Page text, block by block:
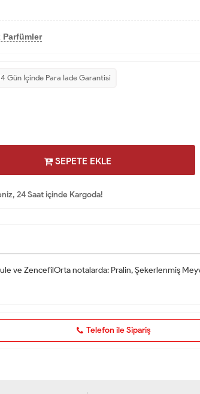
Parfümler
Gün İçinde Para İade Garantisi
SEPETE EKLE
24 Saat içinde Kargoda!
ve ZencefilOrta notalarda: Pralin, Şekerlenmiş
Telefon ile Sipariş